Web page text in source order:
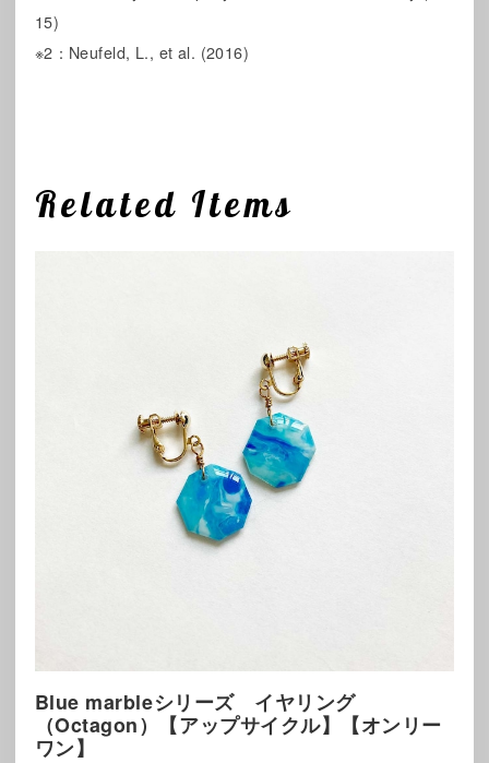
15)
※2：Neufeld, L., et al. (2016)
Related Items
Blue marbleシリーズ イヤリング
（Octagon）【アップサイクル】【オンリー
ワン】